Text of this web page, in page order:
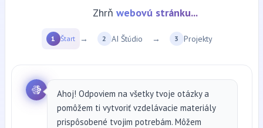
Zhrň webovú stránku...
1 Štart → 2 AI Štúdio → 3 Projekty
Ahoj! Odpoviem na všetky tvoje otázky a
pomôžem ti vytvoriť vzdelávacie materiály
prispôsobené tvojim potrebám. Môžem